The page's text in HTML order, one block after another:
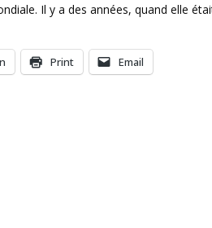
Il y a des années, quand elle
Print Email